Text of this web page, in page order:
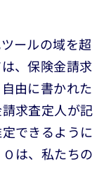
ールの域を超
、保険金請求
由に書かれた
求査定人が記
できるように
は、私たちの